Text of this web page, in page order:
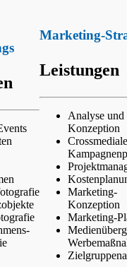
Marketing-
Leistungen
Analyse und
Konzeption
Crossmediale
Marketing-
Konzeption
Marketing-